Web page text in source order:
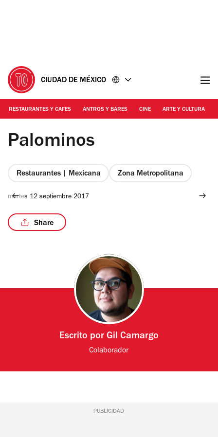
CIUDAD DE MÉXICO
RESTAURANTES Y CAFES ANTROS Y BARES CINE ARTE Y CULTURA
Foto: Gil Camargo
Palominos
Restaurantes | Mexicana Zona Metropolitana
martes 12 septiembre 2017
Share
Escrito por Gil Camargo
Colaborador
PUBLICIDAD